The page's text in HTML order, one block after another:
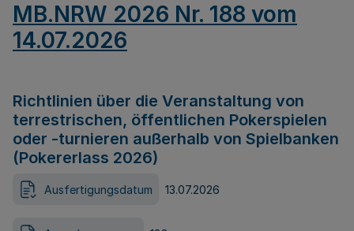
MB.NRW 2026 Nr. 188 vom
14.07.2026
Richtlinien über die Veranstaltung von
terrestrischen, öffentlichen Pokerspielen
oder -turnieren außerhalb von Spielbanken
(Pokererlass 2026)
Ausfertigungsdatum 13.07.2026